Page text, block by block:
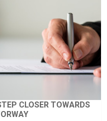
CLOSER TOWARDS